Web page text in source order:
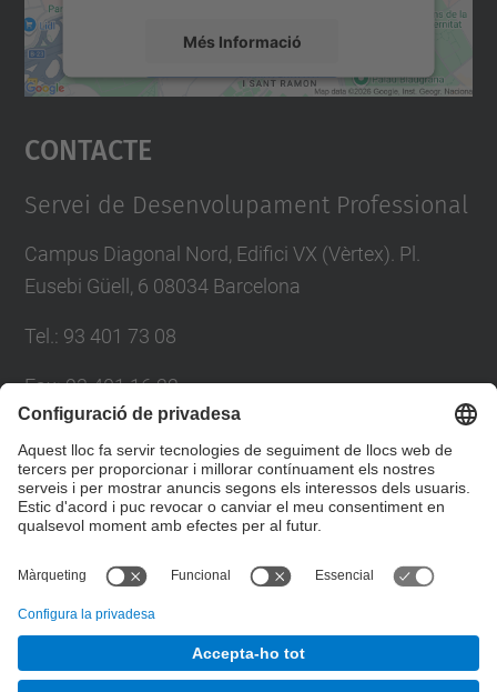
Més Informació
Accepta
powered by
Contacte
Servei de Desenvolupament Professional
Campus Diagonal Nord, Edifici VX (Vèrtex). Pl.
Eusebi Güell, 6 08034 Barcelona
Tel. : 93 401 73 08
Fax:93 401 16 22
Directori UPC
Formulari de contacte
Servei de Desenvolupament Professional. SDP.